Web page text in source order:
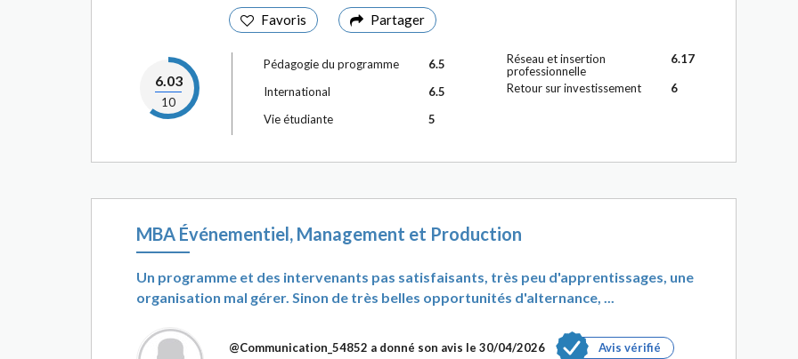
Favoris Partager
6.03
10
Pédagogie du programme
6.5
International
6.5
Vie étudiante
5
Réseau et insertion
professionnelle
6.17
Retour sur investissement 6
MBA Événementiel, Management et Production
Un programme et des intervenants pas satisfaisants, très peu d'apprentissages, une
organisation mal gérer. Sinon de très belles opportunités d'alternance, ...
@Communication_54852 a donné son avis le 30/04/2026 Avis vérifié